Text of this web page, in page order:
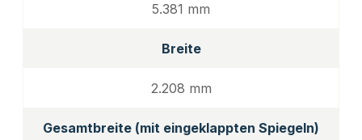
5.381 mm
Breite
2.208 mm
Gesamtbreite (mit eingeklappten Spiegeln)